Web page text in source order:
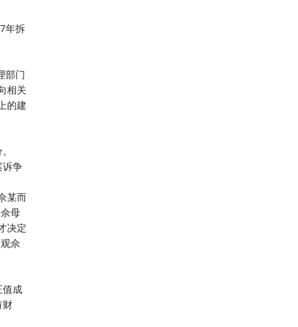
年拆
部门
相关
的建
诉争
某而
母
决定
佘
值成
财